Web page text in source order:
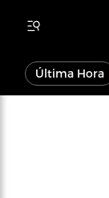
Última Hora